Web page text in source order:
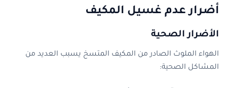
أضرار عدم غسيل المكيف
الأضرار الصحية
الهواء الملوث الصادر من المكيف المتسخ يسبب العديد من
المشاكل الصحية: